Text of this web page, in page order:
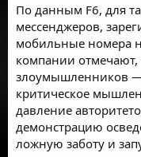
По данным F6, для
мессенджеров,
мобильные номера
компании отмечают,
злоумышленников
критическое
давление
демонстрацию
ложную заботу и